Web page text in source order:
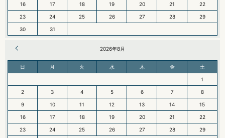
16 17 18 19 20 21 22
23 24 25 26 27 28 29
30 31
2026年8月
日 月 火 水 木 金 土
1
2 3 4 5 6 7 8
9 10 11 12 13 14 15
16 17 18 19 20 21 22
23 24 25 26 27 28 29